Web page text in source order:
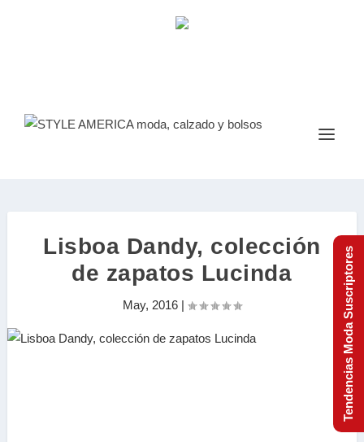
Lisboa Dandy, colección
de zapatos Lucinda
May, 2016| Tendencias Moda Suscriptores